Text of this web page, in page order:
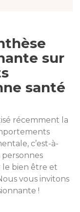
sur
santé
récemment la
c’est-à-
personnes
le bien être et
vous invitons
!